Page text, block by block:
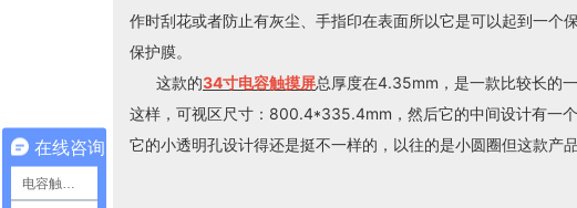
作时刮花或者防止有灰尘、手指印在表面所以它是可以起到一个
保护膜。
这款的34寸电容触摸屏总厚度在4.35mm，是一款比较长的
这样，可视区尺寸：800.4*335.4mm，然后它的中间设计有一
它的小透明孔设计得还是挺不一样的，以往的是小圆圈但这款产
在线咨询